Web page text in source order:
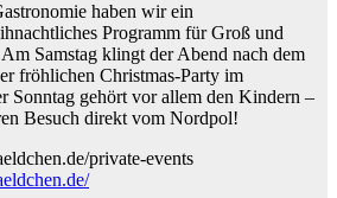
haben wir ein
Programm für Groß und
Samstag klingt der Abend nach dem
fröhlichen Christmas-Party im
Sonntag gehört vor allem den Kindern –
Besuch direkt vom Nordpol!
private-events